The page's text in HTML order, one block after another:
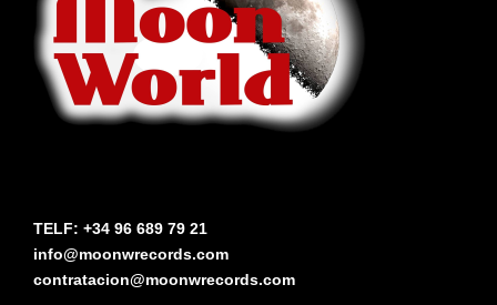
TELF: +34 96 689 79 21
info@moonwrecords.com
contratacion@moonwrecords.com